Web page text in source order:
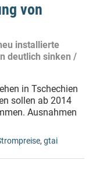
von
installierte
deutlich sinken /
in Tschechien
sollen ab 2014
Ausnahmen
, gtai